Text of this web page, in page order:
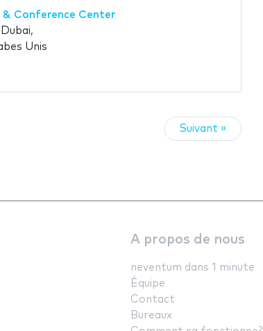
& Conference Center
Unis
Suivant »
A propos de nous
neventum dans 1 minute
Équipe
Contact
Bureaux